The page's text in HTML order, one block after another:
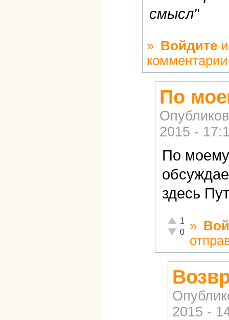
смысл"
» Войдите
комментарии
По
2015 -
По
здесь
Отлично!
1
Неадекватно!
0 »
2015 -